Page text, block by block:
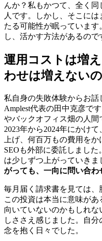
んか？私もかつて、全く
人です。しかし、そこに
たる可能性が眠っていま
し、活かす方法があるので
運用コストは増
わせは増えない
私自身の失敗体験からお
Amplest代表の田中克彦で
やバックオフィス畑の人間
2023年から2024年にかけ
上げ、何百万もの費用を
SEOも外部に委託しまし
は少しずつ上がっていきま
がっても、一向に問い合わ
毎月届く請求書を見ては、
この投資は本当に意味が
向いていないのかもしれ
しささえ感じました。自
念を抱く日々でした。